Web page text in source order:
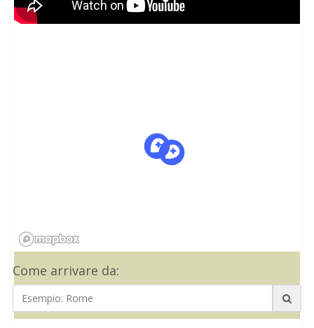
Come arrivare da: